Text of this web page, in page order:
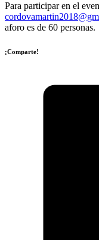
Para participar en el
aforo es de 60 personas.
¡Comparte!